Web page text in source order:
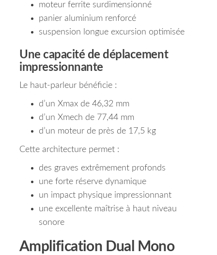
moteur ferrite surdimensionné
panier aluminium renforcé
suspension longue excursion optimisée
Une capacité de déplacement
impressionnante
Le haut-parleur bénéficie :
d’un Xmax de 46,32 mm
d’un Xmech de 77,44 mm
d’un moteur de près de 17,5 kg
Cette architecture permet :
des graves extrêmement profonds
une forte réserve dynamique
un impact physique impressionnant
une excellente maîtrise à haut niveau
sonore
Amplification Dual Mono